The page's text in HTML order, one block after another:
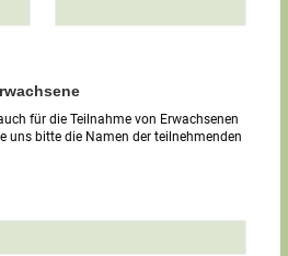
für die Teilnahme von Erwachsenen
uns bitte die Namen der teilnehmenden